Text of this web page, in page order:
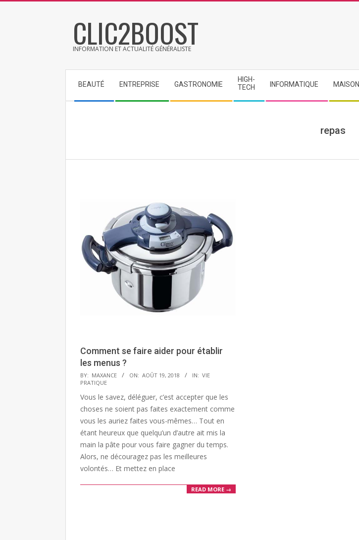
CLIC2BOOST
INFORMATION ET ACTUALITÉ GÉNÉRALISTE
Navigation
Menu
BEAUTÉ ENTREPRISE GASTRONOMIE
HIGH-
TECH
INFORMATIQUE MAISON
repas
Comment se faire aider pour établir
les menus ?
2018-
08-
19
BY: MAXANCE ON: AOÛT 19, 2018 IN: VIE
PRATIQUE
Vous le savez, déléguer, c’est accepter que les
choses ne soient pas faites exactement comme
vous les auriez faites vous-mêmes… Tout en
étant heureux que quelqu’un d’autre ait mis la
main la pâte pour vous faire gagner du temps.
Alors, ne découragez pas les meilleures
volontés… Et mettez en place
READ MORE →